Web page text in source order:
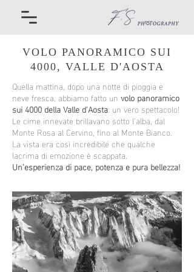
VOLO PANORAMICO SUI
4000, VALLE D'AOSTA
Quella mattina, dopo una notte di pioggia e
neve fresca, abbiamo fatto un volo panoramico
sui 4000 della Valle d'Aosta: un vero spettacolo!
Le cime innevate brillavano sotto l’alba, dal
Monte Rosa al Cervino, fino al Monte Bianco.
La vista era così incredibile che qualche
lacrima di emozione è scappata.
Un’esperienza di pace, potenza e pura bellezza!